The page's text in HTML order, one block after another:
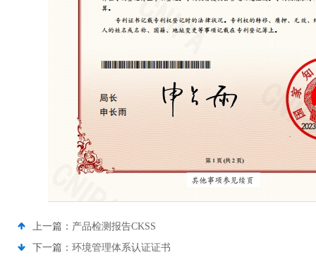
上一篇： 产品检测报告CKSS
下一篇： 环境管理体系认证证书